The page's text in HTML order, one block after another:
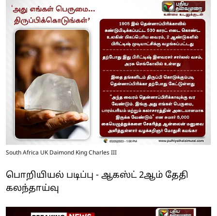
South Africa UK Daimond King Charles III
பொறியியல் படிப்பு - ஆகஸ்ட் 2ஆம் தேதி
கலந்தாய்வு